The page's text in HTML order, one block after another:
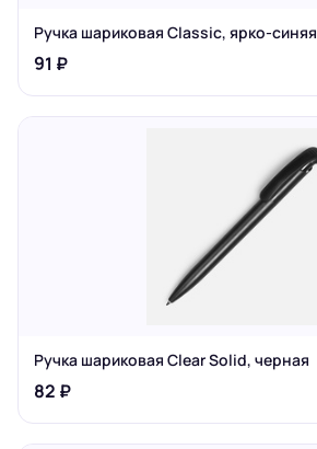
Ручка шариковая Classic, ярко-синяя
91 ₽
Ручка шариковая Clear Solid, черная
82 ₽